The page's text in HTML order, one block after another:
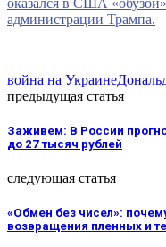
администрации Трампа.
война на Украине
предыдущая статья
Заживем: В России
до 27 тысяч рублей
следующая статья
«Обмен без чисел»:
возвращения пленных и